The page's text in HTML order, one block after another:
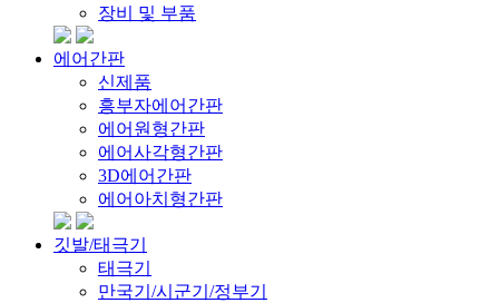
장비 및 부품
에어간판
신제품
흥부자에어간판
에어원형간판
에어사각형간판
3D에어간판
에어아치형간판
깃발/태극기
태극기
만국기/시군기/정부기